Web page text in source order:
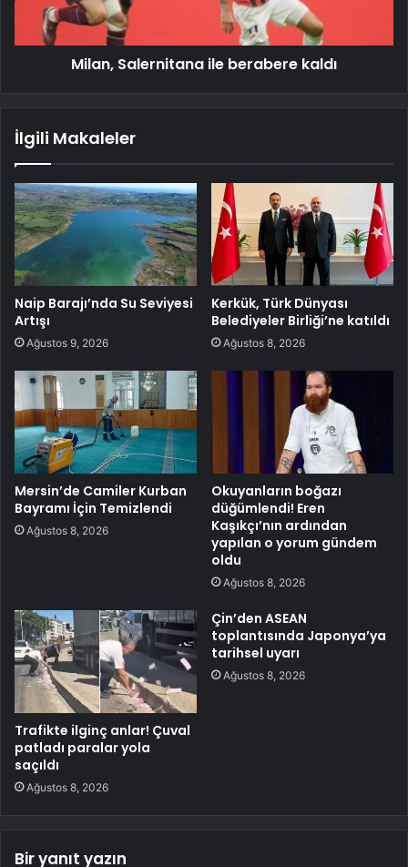
Milan, Salernitana ile berabere kaldı
İlgili Makaleler
Naip Barajı’nda Su Seviyesi
Artışı
Ağustos 9, 2026
Kerkük, Türk Dünyası
Belediyeler Birliği’ne katıldı
Ağustos 8, 2026
Mersin’de Camiler Kurban
Bayramı İçin Temizlendi
Ağustos 8, 2026
Okuyanların boğazı
düğümlendi! Eren
Kaşıkçı’nın ardından
yapılan o yorum gündem
oldu
Ağustos 8, 2026
Trafikte ilginç anlar! Çuval
patladı paralar yola
saçıldı
Ağustos 8, 2026
Çin’den ASEAN
toplantısında Japonya’ya
tarihsel uyarı
Ağustos 8, 2026
Bir yanıt yazın